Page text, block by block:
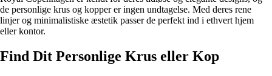
de personlige krus og kopper er ingen undtagelse. Med deres rene
linjer og minimalistiske æstetik passer de perfekt ind i ethvert hjem
eller kontor.
Find Dit Personlige Krus eller Kop